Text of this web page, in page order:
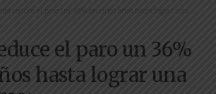
reduce el paro un 36% en cinco años hasta lograr una...
el paro un 36%
hasta lograr una